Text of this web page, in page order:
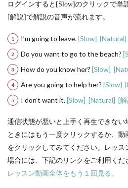
ログインすると[Slow]のクリックで単
[解説]で解説の音声が流れます。
I’m going to leave.[Slow] [Natural]
Do you want to go to the beach?
How do you know her? [Slow]
Are you going to help her? [Slow]
I don’t want it.[Slow] [Natural] [
通信状態が悪いと上手く再生できな
ときにはもう一度クリックするか、動
をクリックしてみてください。レッ
場合には、下記のリンクをご利用くだ
レッスン動画全体をもう１回見る。